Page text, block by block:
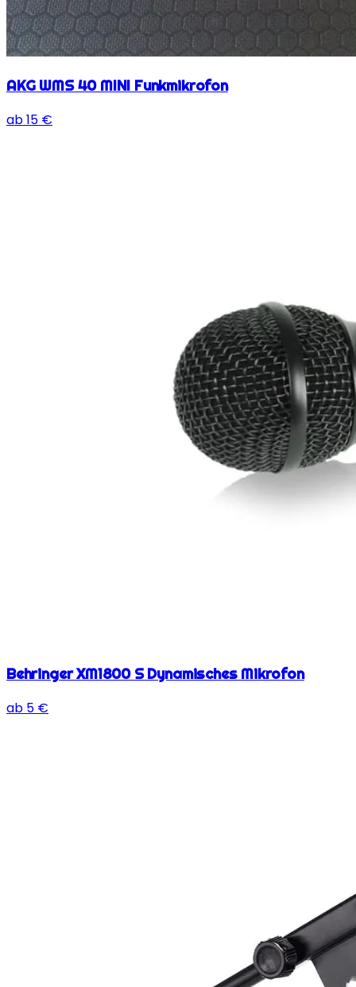
AKG WMS 40 MINI Funkmikrofon
ab15 €
Behringer XM1800 S Dynamisches Mikrofon
ab 5 €